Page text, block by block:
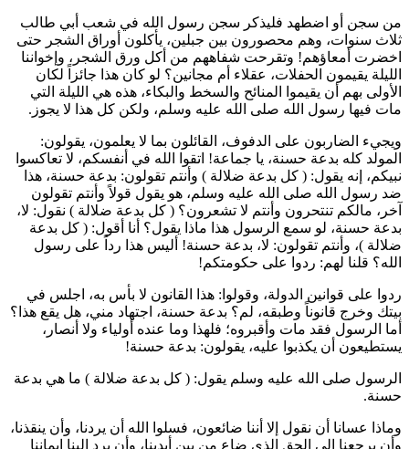
من سجن أو اضطهد فليذكر سجن رسول الله في شعب أبي طالب
ثلاث سنوات، وهم محصورون بين جبلين، يأكلون أوراق الشجر حتى
اخضرت أمعاؤهم! وتقرحت شفاههم من أكل ورق الشجر، وإخواننا
الليلة يقيمون الحفلات، عقلاء أم مجانين؟ لو كان هذا جائزاً لكان
الأولى بهم أن يقيموا المنائح والسخط والبكاء، هذه هي الليلة التي
مات فيها رسول الله صلى الله عليه وسلم، ولكن كل هذا لا يجوز.
ويجيء الضاربون على الدفوف، القائلون بما لا يعلمون، يقولون:
المولد كله بدعة حسنة، يا جماعة! اتقوا الله في أنفسكم، لا تعاكسوا
نبيكم، إنه يقول: ( كل بدعة ضلالة ) وأنتم تقولون: بدعة حسنة، هذا
ضد رسول الله صلى الله عليه وسلم، هو يقول قولاً وأنتم تقولون
آخر، مالكم تنتحرون وأنتم لا تشعرون؟ ( كل بدعة ضلالة ) نقول: لا،
بدعة حسنة، لو سمع الرسول هذا ماذا يقول؟ أنا أقول: ( كل بدعة
ضلالة )، وأنتم تقولون: لا، بدعة حسنة! أليس هذا رداً على رسول
الله؟ قلنا لهم: ردوا على حكومتكم!
ردوا على قوانين الدولة، وقولوا: هذا القانون لا بأس به، اجلس في
بيتك وخرج قانوناً وطبقه، لم؟ بدعة حسنة، اجتهاد مني، هل يقع هذا؟
أما الرسول فقد مات وأقبروه؛ فلهذا وما عنده أولياء ولا أنصار،
يستطيعون أن يكذبوا عليه، يقولون: بدعة حسنة!
الرسول صلى الله عليه وسلم يقول: ( كل بدعة ضلالة ) ما هي بدعة
حسنة.
وماذا عسانا أن نقول إلا أننا ضائعون، فسلوا الله أن يردنا، وأن ينقذنا،
وأن يرجعنا إلى الحق الذي ضاع من بين أيدينا، وأن يرد إلينا إيماننا